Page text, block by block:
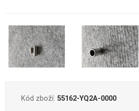
Kód zboží: 55162-YQ2A-0000